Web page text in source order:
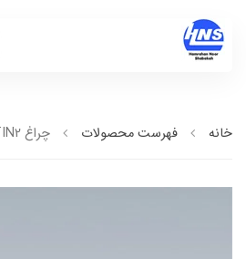
خانه فهرست محصولات چراغ SATIN2